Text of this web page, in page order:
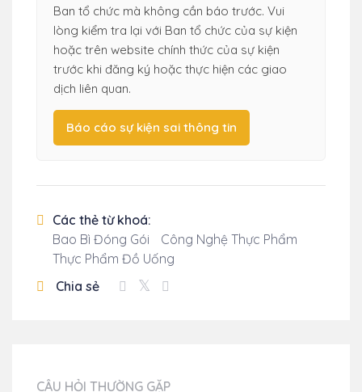
Ban tổ chức mà không cần báo trước. Vui
lòng kiểm tra lại với Ban tổ chức của sự kiện
hoặc trên website chính thức của sự kiện
trước khi đăng ký hoặc thực hiện các giao
dịch liên quan.
Báo cáo sự kiện sai thông tin
Các thẻ từ khoá:
Bao Bì Đóng Gói
Công Nghệ Thực Phẩm
Thực Phẩm Đồ Uống
Chia sẻ
CÂU HỎI THƯỜNG GẶP